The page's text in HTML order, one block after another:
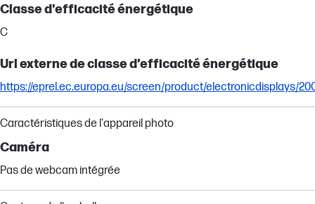
Classe d'efficacité énergétique
C
Url externe de classe d’efficacité énergétique
https://eprel.ec.europa.eu/screen/product/electronicdisplays/
Caractéristiques de l'appareil photo
Caméra
Pas de webcam intégrée